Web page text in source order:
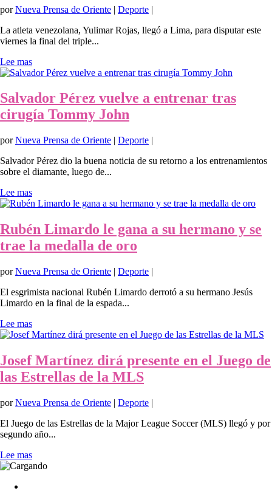
porNueva Prensa de Oriente | Deporte |
La atleta venezolana, Yulimar Rojas, llegó a Lima, para disputar este
viernes la final del triple...
Lee mas
Salvador Pérez vuelve a entrenar tras
cirugía Tommy John
porNueva Prensa de Oriente | Deporte |
Salvador Pérez dio la buena noticia de su retorno a los entrenamientos
sobre el diamante, luego de...
Lee mas
Rubén Limardo le gana a su hermano y se
trae la medalla de oro
porNueva Prensa de Oriente | Deporte |
El esgrimista nacional Rubén Limardo derrotó a su hermano Jesús
Limardo en la final de la espada...
Lee mas
Josef Martínez dirá presente en el Juego de
las Estrellas de la MLS
porNueva Prensa de Oriente | Deporte |
El Juego de las Estrellas de la Major League Soccer (MLS) llegó y por
segundo año...
Lee mas